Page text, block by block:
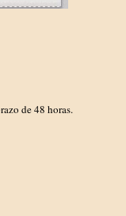
de 48 horas.